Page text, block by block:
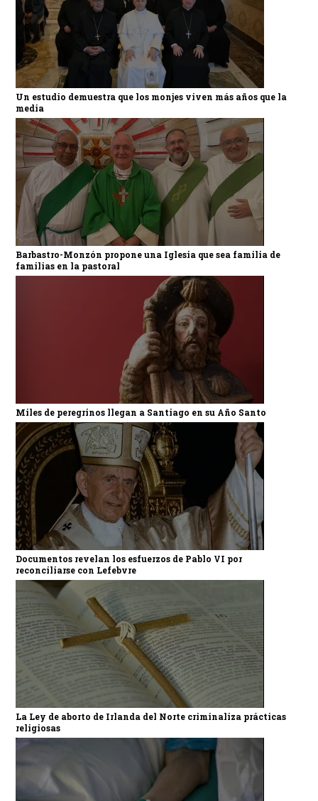
Un estudio demuestra que los monjes viven más años que la
media
Barbastro-Monzón propone una Iglesia que sea familia de
familias en la pastoral
Miles de peregrinos llegan a Santiago en su Año Santo
Documentos revelan los esfuerzos de Pablo VI por
reconciliarse con Lefebvre
La Ley de aborto de Irlanda del Norte criminaliza prácticas
religiosas